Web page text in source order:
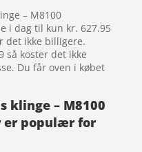
– M8100
i dag til kun kr. 627.95
det ikke billigere.
så koster det ikke
Du får oven i købet
klinge – M8100
er populær for